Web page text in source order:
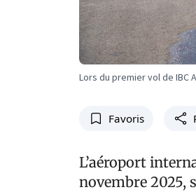
Lors du premier vol de IBC
Favoris
L’aéroport
novembre 2025,